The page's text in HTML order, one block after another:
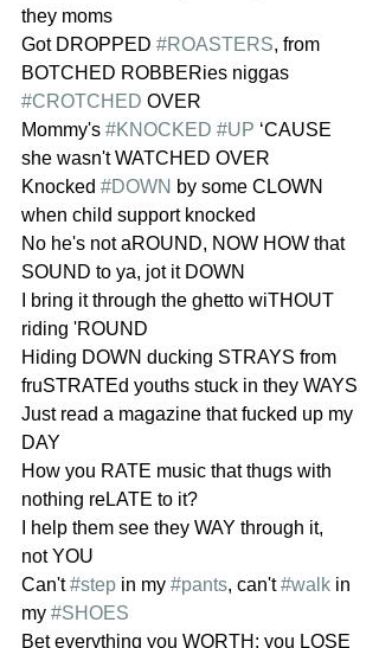
they moms
Got DROPPED #ROASTERS, from
BOTCHED ROBBERies niggas
#CROTCHED OVER
Mommy's #KNOCKED #UP ‘CAUSE
she wasn't WATCHED OVER
Knocked #DOWN by some CLOWN
when child support knocked
No he's not aROUND, NOW HOW that
SOUND to ya, jot it DOWN
I bring it through the ghetto wiTHOUT
riding 'ROUND
Hiding DOWN ducking STRAYS from
fruSTRATEd youths stuck in they WAYS
Just read a magazine that fucked up my
DAY
How you RATE music that thugs with
nothing reLATE to it?
I help them see they WAY through it,
not YOU
Can't #step in my #pants, can't #walk in
my #SHOES
Bet everything you WORTH; you LOSE